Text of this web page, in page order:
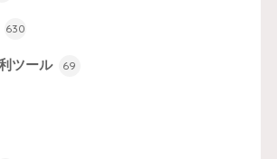
630
ツール 69